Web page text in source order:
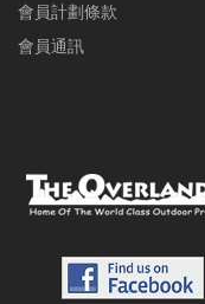
會員計劃條款
會員通訊